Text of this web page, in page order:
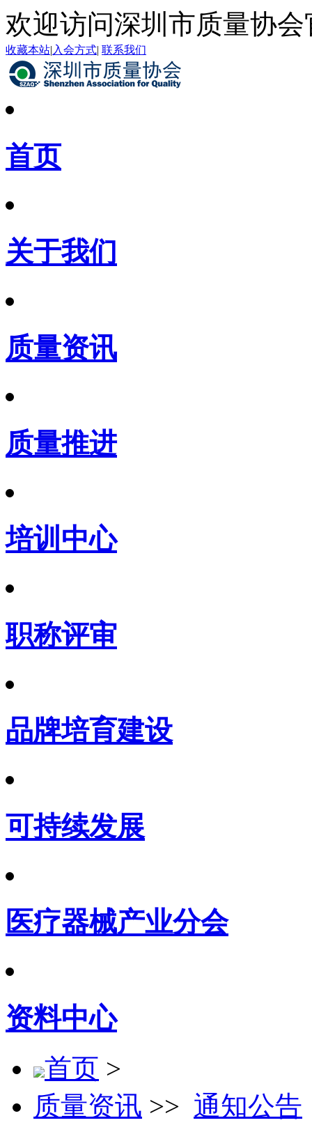
欢迎访问深圳市质量协会
收藏本站| 入会方式| 联系我们
首页
关于我们
质量资讯
质量推进
培训中心
职称评审
品牌培育建设
可持续发展
医疗器械产业分会
资料中心
首页 >
质量资讯 >> 通知公告